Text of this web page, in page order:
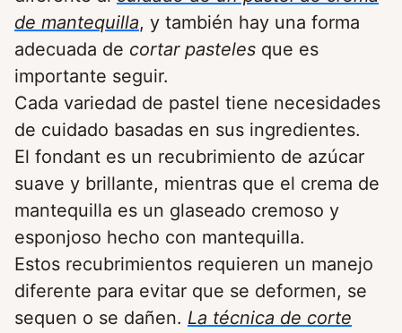
de mantequilla, y también hay una forma
adecuada de cortar pasteles que es
importante seguir.
Cada variedad de pastel tiene necesidades
de cuidado basadas en sus ingredientes.
El fondant es un recubrimiento de azúcar
suave y brillante, mientras que el crema de
mantequilla es un glaseado cremoso y
esponjoso hecho con mantequilla.
Estos recubrimientos requieren un manejo
diferente para evitar que se deformen, se
sequen o se dañen. La técnica de corte